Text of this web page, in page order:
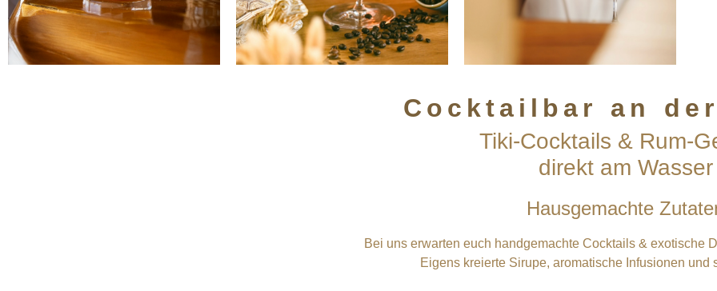
Cocktailbar an
Tiki-Cocktails & Rum-
direkt am Wasser
Hausgemachte
Bei uns erwarten euch handgemachte Cocktails & exotische
Eigens kreierte Sirupe, aromatische Infusionen und